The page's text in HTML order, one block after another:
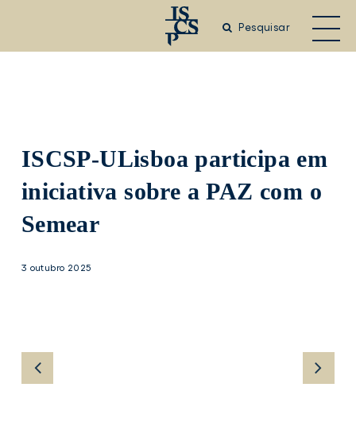
Pesquisar
ISCSP-ULisboa participa em
iniciativa sobre a PAZ com o
Semear
3 outubro 2025